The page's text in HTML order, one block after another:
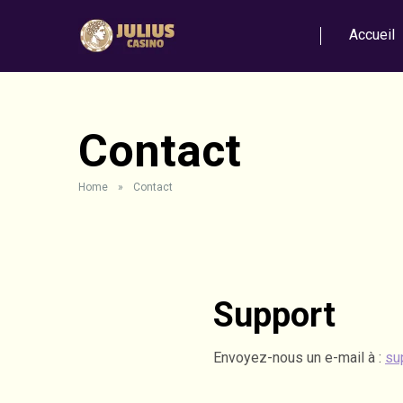
Accueil
Contact
Home » Contact
Support
Envoyez-nous un e-mail à :